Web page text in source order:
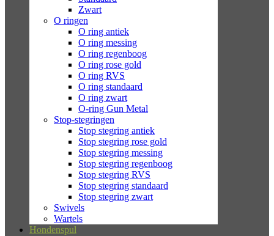
Zwart
O ringen
O ring antiek
O ring messing
O ring regenboog
O ring rose gold
O ring RVS
O ring standaard
O ring zwart
O-ring Gun Metal
Stop-stegringen
Stop stegring antiek
Stop stegring rose gold
Stop stegring messing
Stop stegring regenboog
Stop stegring RVS
Stop stegring standaard
Stop stegring zwart
Swivels
Wartels
Hondenspul